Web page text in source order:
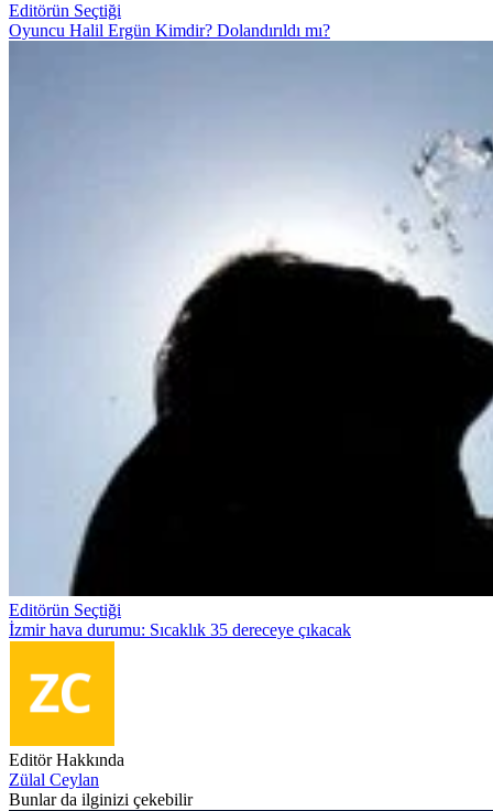
Editörün Seçtiği
Oyuncu Halil Ergün Kimdir? Dolandırıldı mı?
Editörün Seçtiği
İzmir hava durumu: Sıcaklık 35 dereceye çıkacak
Editör Hakkında
Zülal Ceylan
Bunlar da ilginizi çekebilir